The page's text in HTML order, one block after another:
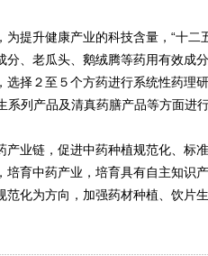
升健康产业的科技含量，“十二
分、老瓜头、鹅绒腾等药用有效成
选择２至５个方药进行系统性药理
系列产品及清真药膳产品等方面进
业链，促进中药种植规范化、标
培育中药产业，培育具有自主知识
化为方向，加强药材种植、饮片